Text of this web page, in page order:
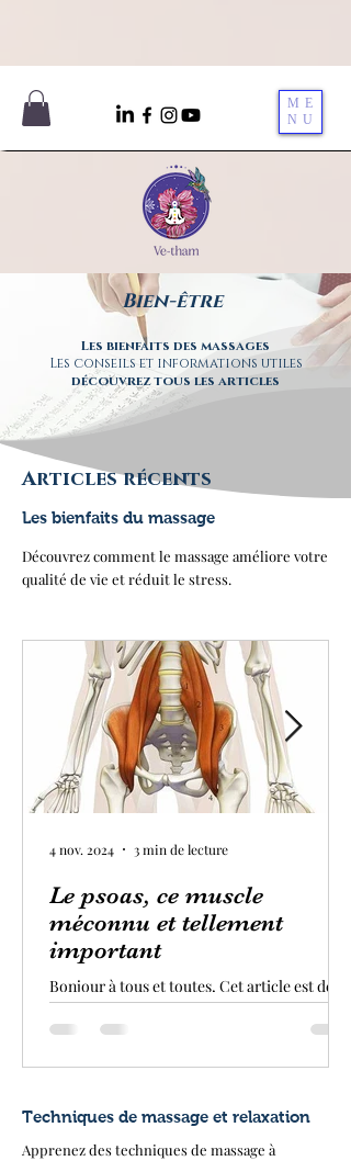
ME
NU
Bien-être
Les bienfaits des massages
Les conseils et informations utiles
découvrez tous les articles
Articles récents
Les bienfaits du massage
Découvrez comment le massage améliore votre
qualité de vie et réduit le stress.
Le psoas, ce muscle
méconnu et tellement
important
Bonjour à tous et toutes, Cet article est dédié
au Psoas , muscle souvent méconnu et peu
pris en considération. Ce muscle profond...
4 nov. 2024 3 min de lecture
Techniques de massage et relaxation
Apprenez des techniques de massage à